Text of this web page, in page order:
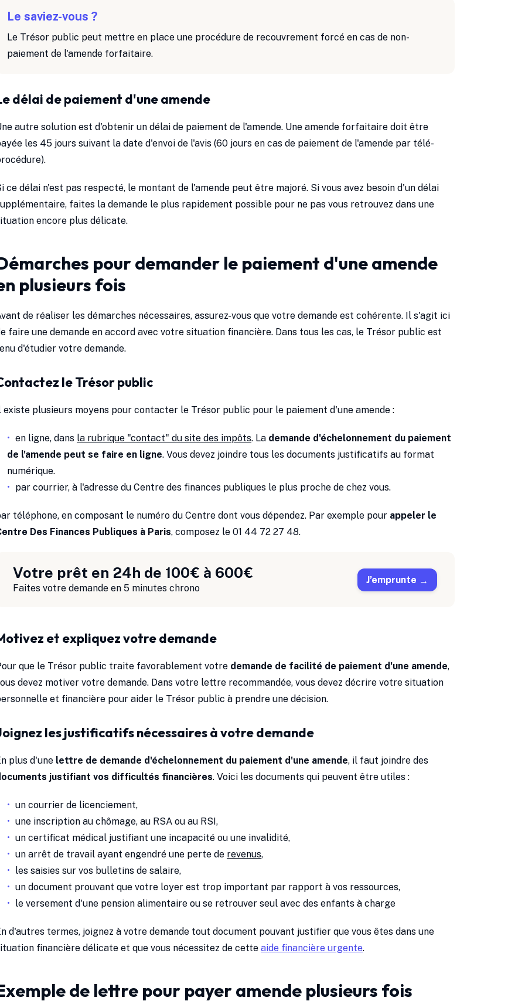
Le saviez-vous ?
Le Trésor public peut mettre en place une procédure de recouvrement forcé en cas de non-
paiement de l'amende forfaitaire.
délai de paiement d'une amende
autre solution est d'obtenir un délai de paiement de l'amende. Une amende forfaitaire doit être
les 45 jours suivant la date d'envoi de l'avis (60 jours en cas de paiement de l'amende par télé-
ce délai n'est pas respecté, le montant de l'amende peut être majoré. Si vous avez besoin d'un délai
faites la demande le plus rapidement possible pour ne pas vous retrouvez dans une
encore plus délicate.
pour demander le paiement d'une amende
plusieurs fois
de réaliser les démarches nécessaires, assurez-vous que votre demande est cohérente. Il s'agit ici
faire une demande en accord avec votre situation financière. Dans tous les cas, le Trésor public est
d'étudier votre demande.
le Trésor public
existe plusieurs moyens pour contacter le Trésor public pour le paiement d'une amende :
en ligne, dans la rubrique "contact" du site des impôts. La demande d'échelonnement du paiement
de l'amende peut se faire en ligne. Vous devez joindre tous les documents justificatifs au format
numérique.
par courrier, à l'adresse du Centre des finances publiques le plus proche de chez vous.
téléphone, en composant le numéro du Centre dont vous dépendez. Par exemple pour appeler le
Des Finances Publiques à Paris, composez le 01 44 72 27 48.
Votre prêt en 24h de 100€ à 600€
Faites votre demande en 5 minutes chrono
J’emprunte
et expliquez votre demande
que le Trésor public traite favorablement votre demande de facilité de paiement d'une amende,
devez motiver votre demande. Dans votre lettre recommandée, vous devez décrire votre situation
et financière pour aider le Trésor public à prendre une décision.
les justificatifs nécessaires à votre demande
plus d'une lettre de demande d'échelonnement du paiement d'une amende, il faut joindre des
justifiant vos difficultés financières. Voici les documents qui peuvent être utiles :
un courrier de licenciement,
une inscription au chômage, au RSA ou au RSI,
un certificat médical justifiant une incapacité ou une invalidité,
un arrêt de travail ayant engendré une perte de revenus,
les saisies sur vos bulletins de salaire,
un document prouvant que votre loyer est trop important par rapport à vos ressources,
le versement d'une pension alimentaire ou se retrouver seul avec des enfants à charge
d'autres termes, joignez à votre demande tout document pouvant justifier que vous êtes dans une
financière délicate et que vous nécessitez de cette aide financière urgente.
de lettre pour payer amende plusieurs fois